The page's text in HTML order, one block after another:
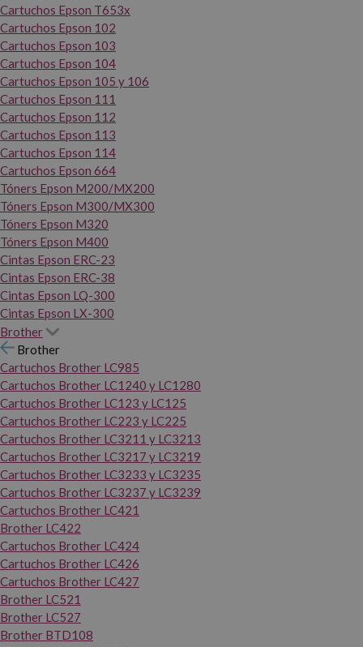
Cartuchos Epson T653x
Cartuchos Epson 102
Cartuchos Epson 103
Cartuchos Epson 104
Cartuchos Epson 105 y 106
Cartuchos Epson 111
Cartuchos Epson 112
Cartuchos Epson 113
Cartuchos Epson 114
Cartuchos Epson 664
Tóners Epson M200/MX200
Tóners Epson M300/MX300
Tóners Epson M320
Tóners Epson M400
Cintas Epson ERC-23
Cintas Epson ERC-38
Cintas Epson LQ-300
Cintas Epson LX-300
Brother
Brother
Cartuchos Brother LC985
Cartuchos Brother LC1240 y LC1280
Cartuchos Brother LC123 y LC125
Cartuchos Brother LC223 y LC225
Cartuchos Brother LC3211 y LC3213
Cartuchos Brother LC3217 y LC3219
Cartuchos Brother LC3233 y LC3235
Cartuchos Brother LC3237 y LC3239
Cartuchos Brother LC421
Brother LC422
Cartuchos Brother LC424
Cartuchos Brother LC426
Cartuchos Brother LC427
Brother LC521
Brother LC527
Brother BTD108